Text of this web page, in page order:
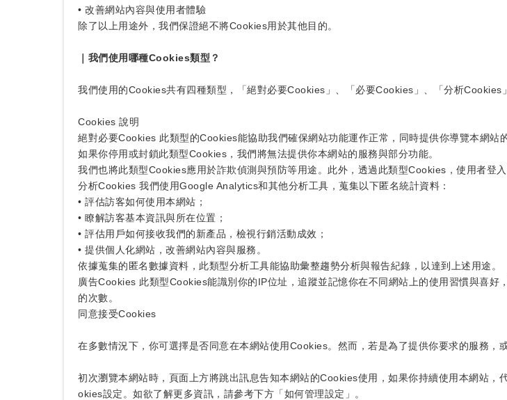
• 改善網站內容與使用者體驗
除了以上用途外，我們保證絕不將Cookies用於其他目的。
｜我們使用哪種Cookies類型？
我們使用的Cookies共有四種類型，「絕對必要Cookies」、「必要Cookies」、「分析Cookies
Cookies 說明
絕對必要Cookies 此類型的Cookies能協助我們確保網站功能運作正常，同時提供你導覽本網站
如果你停用或封鎖此類型Cookies，我們將無法提供你本網站的服務與部分功能。
我們也將此類型Cookies應用於詐欺偵測與預防等用途。此外，透過此類型Cookies，使用者登
分析Cookies 我們使用Google Analytics和其他分析工具，蒐集以下匿名統計資料：
• 評估訪客如何使用本網站；
• 瞭解訪客基本資訊與所在位置；
• 評估用戶如何接收我們的新產品，檢視行銷活動成效；
• 提供個人化網站，改善網站內容與服務。
依據蒐集的匿名數據資料，此類型分析工具能協助彙整趨勢分析與報告紀錄，以達到上述用途。
廣告Cookies 此類型Cookies能識別你的IP位址，追蹤並記憶你在不同網站上的使用習慣與喜
的次數。
同意接受Cookies
在多數情況下，你可選擇是否同意在本網站使用Cookies。然而，若是為了提供你要求的服務，
初次瀏覽本網站時，頁面上方將跳出訊息告知本網站的Cookies使用，如果你持續使用本網站
okies設定。如欲了解更多資訊，請參考下方「如何管理設定」。